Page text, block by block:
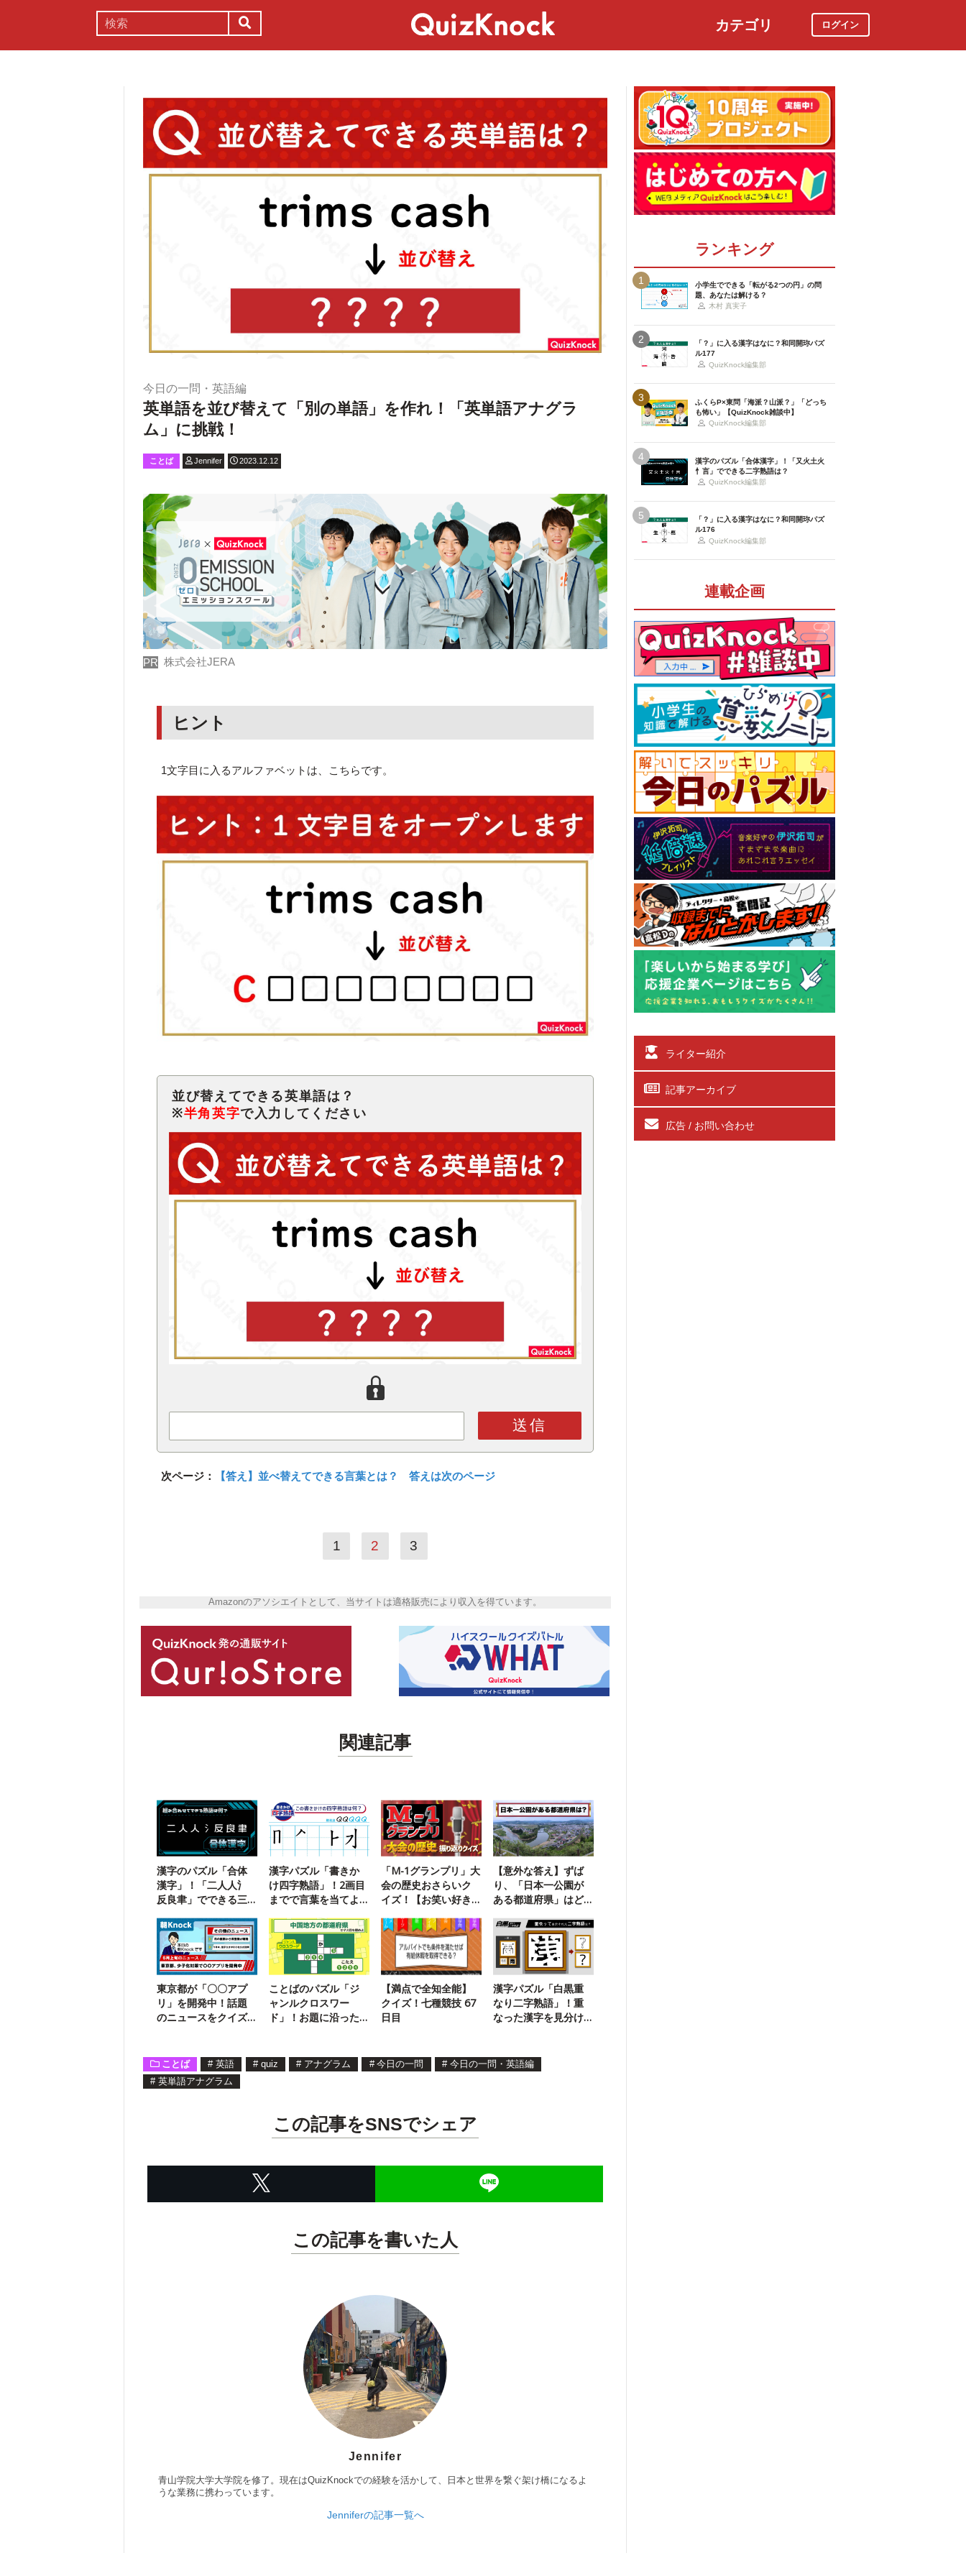
カテゴリ ログイン
今日の一問・英語編
英単語を並び替えて「別の単語」を作れ！「英単語アナグラ
ム」に挑戦！
ことば Jennifer 2023.12.12
PR 株式会社JERA
ヒント
1文字目に入るアルファベットは、こちらです。
並び替えてできる英単語は？
※半角英字で入力してください
送信
次ページ： 【答え】並べ替えてできる言葉とは？ 答えは次のページ
1 2 3
Amazonのアソシエイトとして、当サイトは適格販売により収入を得ています。
関連記事
漢字のパズル「合体
漢字」！「二人人氵
反良聿」でできる三
漢字パズル「書きか
け四字熟語」！2画目
までで言葉を当てよ
「M-1グランプリ」大
会の歴史おさらいク
イズ！【お笑い好き
【意外な答え】ずば
り、「日本一公園が
ある都道府県」はど
東京都が「〇〇アプ
リ」を開発中！話題
のニュースをクイズ
ことばのパズル「ジ
ャンルクロスワー
ド」！お題に沿った
【満点で全知全能】
クイズ！七種競技 67
日目
漢字パズル「白黒重
なり二字熟語」！重
なった漢字を見分け
ことば # 英語 # quiz # アナグラム # 今日の一問 # 今日の一問・英語編
# 英単語アナグラム
この記事をSNSでシェア
この記事を書いた人
Jennifer
青山学院大学大学院を修了。現在はQuizKnockでの経験を活かして、日本と世界を繋ぐ架け橋になるよ
うな業務に携わっています。
Jenniferの記事一覧へ
ランキング
1
小学生でできる「転がる2つの円」の問
題、あなたは解ける？
木村 真実子
2
「？」に入る漢字はなに？和同開珎パズ
ル177
QuizKnock編集部
3
ふくらP×東問「海派？山派？」「どっち
も怖い」【QuizKnock雑談中】
QuizKnock編集部
4
漢字のパズル「合体漢字」！「又火土火
忄言」でできる二字熟語は？
QuizKnock編集部
5
「？」に入る漢字はなに？和同開珎パズ
ル176
QuizKnock編集部
連載企画
ライター紹介
記事アーカイブ
広告 / お問い合わせ